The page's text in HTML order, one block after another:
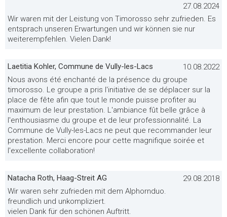
27.08.2024
Wir waren mit der Leistung von Timorosso sehr zufrieden. Es
entsprach unseren Erwartungen und wir können sie nur
weiterempfehlen. Vielen Dank!
Laetitia Kohler, Commune de Vully-les-Lacs
10.08.2022
Nous avons été enchanté de la présence du groupe
timorosso. Le groupe a pris l'initiative de se déplacer sur la
place de fête afin que tout le monde puisse profiter au
maximum de leur prestation. L'ambiance fût belle grâce à
l'enthousiasme du groupe et de leur professionnalité. La
Commune de Vully-les-Lacs ne peut que recommander leur
prestation. Merci encore pour cette magnifique soirée et
l'excellente collaboration!
Natacha Roth, Haag-Streit AG
29.08.2018
Wir waren sehr zufrieden mit dem Alphornduo.
freundlich und unkompliziert.
vielen Dank für den schönen Auftritt.